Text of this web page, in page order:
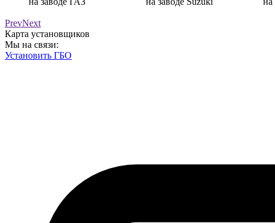
PrevNext
Карта установщиков
Мы на связи:
Установить ГБО